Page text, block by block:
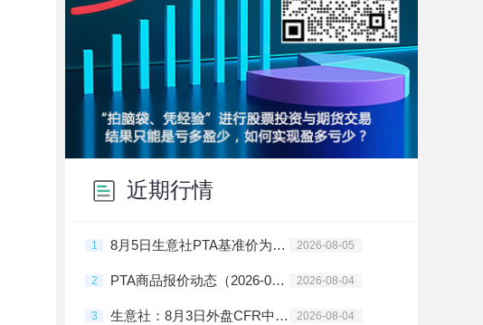
近期行情
1 8月5日生意社PTA基准价为6159.83元/吨 2026-08-05
2 PTA商品报价动态（2026-08-04） 2026-08-04
3 生意社：8月3日外盘CFR中国PTA主流价格下调 2026-08-04